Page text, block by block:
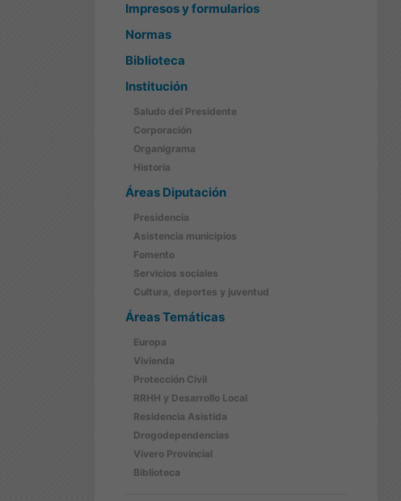
Impresos y formularios
Normas
Biblioteca
Institución
Saludo del Presidente
Corporación
Organigrama
Historia
Áreas Diputación
Presidencia
Asistencia municipios
Fomento
Servicios sociales
Cultura, deportes y juventud
Áreas Temáticas
Europa
Vivienda
Protección Civil
RRHH y Desarrollo Local
Residencia Asistida
Drogodependencias
Vivero Provincial
Biblioteca